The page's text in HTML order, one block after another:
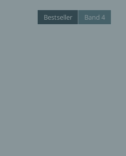
Bestseller Band 4